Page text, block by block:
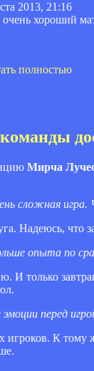
2013, 21:16
хороший
полностью
Мирча
сложная
Надеюсь, что
опыта по
И только
перед
игроков. К